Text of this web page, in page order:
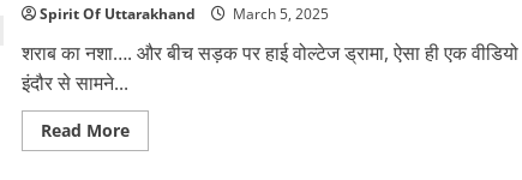
बेटियों
बात
न
नाराज
महिला
ने
Spirit Of Uttarakhand March 5, 2025
शराब का नशा…. और बीच सड़क पर हाई वोल्टेज ड्रामा, ऐसा ही एक वीडियो
इंदौर से सामने...
Read MoreRead
more